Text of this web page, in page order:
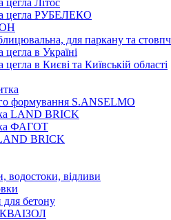
Літос
цегла РУБЕЛЕКО
для паркану та
в Україні
в Києві та Київській області
формування S.ANSELMO
LAND BRICK
ФАГОТ
BRICK
водостоки, відливи
для бетону